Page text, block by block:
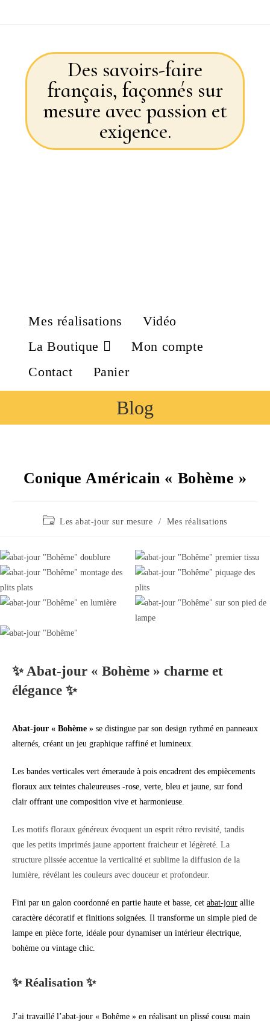
Des savoirs-faire
français, façonnés sur
mesure avec passion et
exigence.
Mes réalisations
Vidéo
La Boutique
Mon compte
Contact
Panier
Blog
Conique Américain « Bohème »
Les abat-jour sur mesure / Mes réalisations
✨ Abat-jour « Bohème » charme et
élégance ✨
Abat-jour « Bohème » se distingue par son design rythmé en panneaux
alternés, créant un jeu graphique raffiné et lumineux.
Les bandes verticales vert émeraude à pois encadrent des empiècements
floraux aux teintes chaleureuses -rose, verte, bleu et jaune, sur fond
clair offrant une composition vive et harmonieuse.
Les motifs floraux généreux évoquent un esprit rétro revisité, tandis
que les petits imprimés jaune apportent fraicheur et légèreté. La
structure plissée accentue la verticalité et sublime la diffusion de la
lumière, révélant les couleurs avec douceur et profondeur.
Fini par un galon coordonné en partie haute et basse, cet abat-jour allie
caractère décoratif et finitions soignées. Il transforme un simple pied de
lampe en pièce forte, idéale pour dynamiser un intérieur électrique,
bohème ou vintage chic.
✨ Réalisation ✨
J’ai travaillé l’abat-jour « Bohême » en réalisant un plissé cousu main